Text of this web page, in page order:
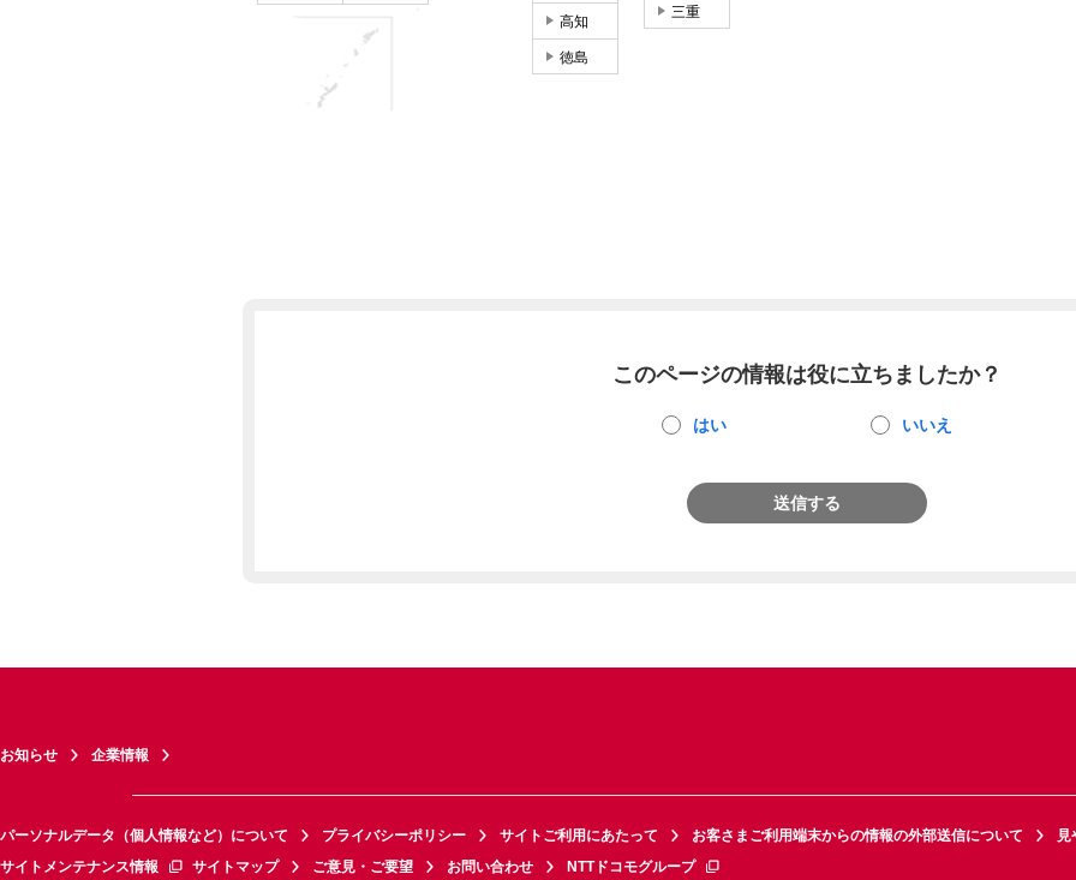
三重
高知
徳島
このページの情報は役に立ちましたか？
はい いいえ
送信する
お知らせ 企業情報
パーソナルデータ（個人情報など）について プライバシーポリシー サイトご利用にあたって お客さまご利用端末からの情報の外部送信について
見
サイトメンテナンス情報
サイトマップ ご意見・ご要望 お問い合わせ NTTドコモグループ